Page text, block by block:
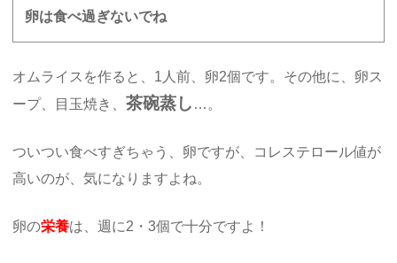
卵は食べ過ぎないでね
オムライスを作ると、1人前、卵2個です。その他に、卵ス
ープ、目玉焼き、茶碗蒸し …。
ついつい食べすぎちゃう、卵ですが、コレステロール値が
高いのが、気になりますよね。
卵の栄養は、週に2・3個で十分ですよ！